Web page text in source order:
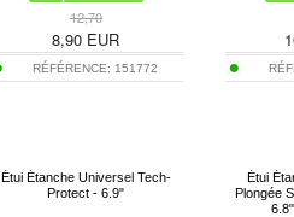
12,70
8,90 EUR
RÉFÉRENCE: 151772
Étui Étanche Universel Tech-
Protect - 6.9"
Étui
Plongée